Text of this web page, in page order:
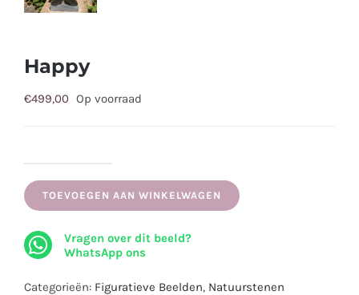
Happy
€499,00 Op voorraad
aantal
TOEVOEGEN AAN WINKELWAGEN
Vragen over dit beeld?
WhatsApp ons
Categorieën: Figuratieve Beelden, Natuurstenen